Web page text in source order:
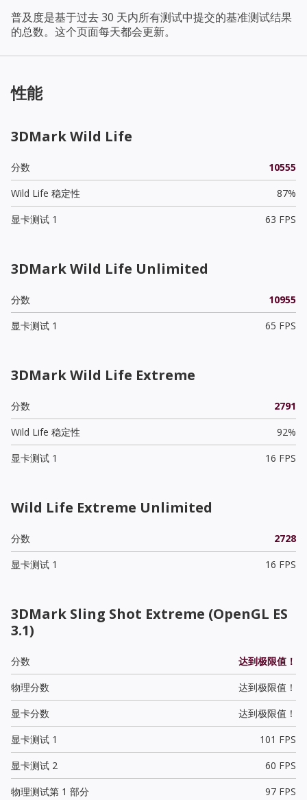
普及度是基于过去 30 天内所有测试中提交的基准测试结果
的总数。这个页面每天都会更新。
性能
3DMark Wild Life
分数
10555
Wild Life 稳定性
87%
显卡测试 1
63 FPS
3DMark Wild Life Unlimited
分数
10955
显卡测试 1
65 FPS
3DMark Wild Life Extreme
分数
2791
Wild Life 稳定性
92%
显卡测试 1
16 FPS
Wild Life Extreme Unlimited
分数
2728
显卡测试 1
16 FPS
3DMark Sling Shot Extreme (OpenGL ES
3.1)
分数
达到极限值！
物理分数
达到极限值！
显卡分数
达到极限值！
显卡测试 1
101 FPS
显卡测试 2
60 FPS
物理测试第 1 部分
97 FPS